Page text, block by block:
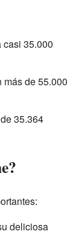
35.000
más de 55.000
35.364
deliciosa